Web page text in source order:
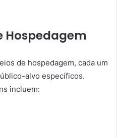
Hospedagem
de hospedagem, cada um
alvo específicos.
incluem: